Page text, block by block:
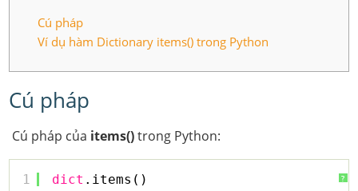
Cú pháp
Ví dụ hàm Dictionary items() trong Python
Cú pháp
Cú pháp của items()trong Python:
?
1 dict .items()